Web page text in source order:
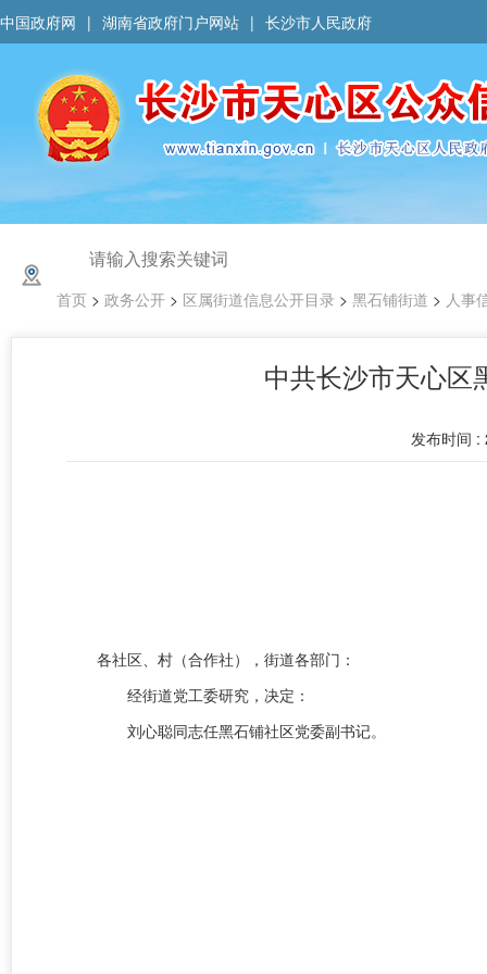
中国政府网 | 湖南省政府门户网站 | 长沙市人民政府
首页 > 政务公开 > 区属街道信息公开目录 > 黑石铺街道 > 人事
中共长沙市天心区
发布时间 :
各社区、村（合作社），街道各部门 ：
经街道党工委研究，决定 ：
刘心聪同志任黑石铺社区党委副书记。